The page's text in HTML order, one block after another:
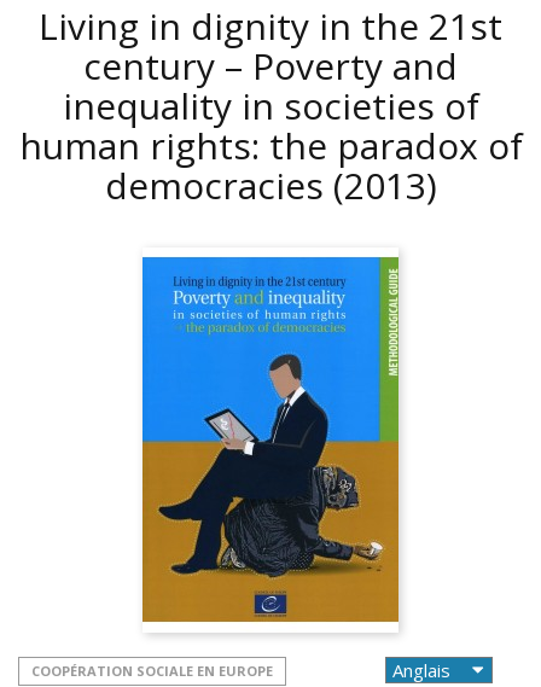
Living in dignity in the 21st
century – Poverty and
inequality in societies of
human rights: the paradox of
democracies (2013)
COOPÉRATION SOCIALE EN EUROPE